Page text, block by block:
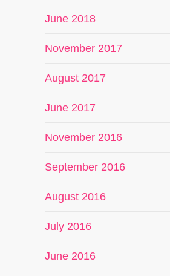
June 2018
November 2017
August 2017
June 2017
November 2016
September 2016
August 2016
July 2016
June 2016